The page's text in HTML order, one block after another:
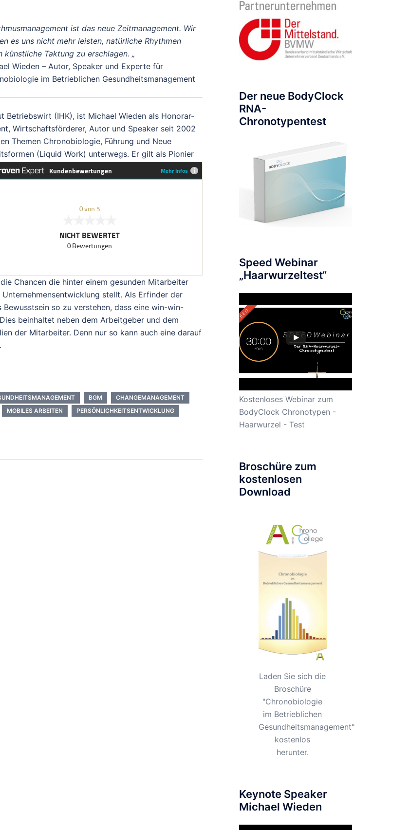
ist das neue Zeitmanagement. Wir
es uns nicht mehr leisten, natürliche Rhythmen
künstliche Taktung zu erschlagen. „
Wieden – Autor, Speaker und Experte für
im Betrieblichen Gesundheitsmanagement
Betriebswirt (IHK), ist Michael Wieden als Honorar-
Wirtschaftsförderer, Autor und Speaker seit 2002
Themen Chronobiologie, Führung und Neue
(Liquid Work) unterwegs. Er gilt als Pionier
Chancen die hinter einem gesunden Mitarbeiter
stellt. Als Erfinder der
so zu verstehen, dass eine win-win-
beinhaltet neben dem Arbeitgeber und dem
der Mitarbeiter. Denn nur so kann auch eine darauf
BGM
CHANGEMANAGEMENT
MOBILES ARBEITEN
PERSÖNLICHKEITSENTWICKLUNG
Der neue BodyClock
RNA-
Chronotypentest
Speed Webinar
„Haarwurzeltest“
Kostenloses Webinar zum
BodyClock Chronotypen -
Haarwurzel - Test
Broschüre zum
kostenlosen
Download
Laden Sie sich die
Broschüre
"Chronobiologie
im Betrieblichen
Gesundheitsmanagement"
kostenlos
herunter.
Keynote Speaker
Michael Wieden